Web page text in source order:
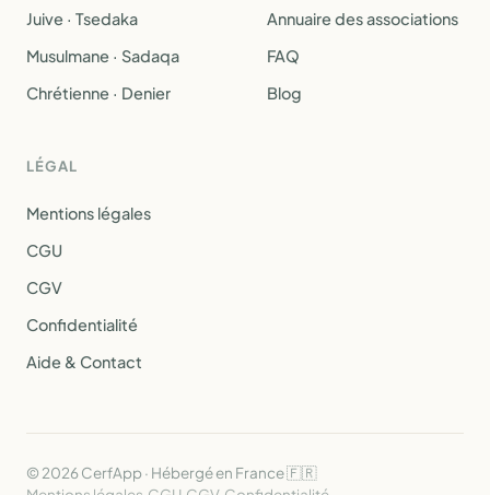
Juive · Tsedaka
Musulmane · Sadaqa
Chrétienne · Denier
Annuaire des associations
FAQ
Blog
LÉGAL
Mentions légales
CGU
CGV
Confidentialité
Aide & Contact
© 2026 CerfApp · Hébergé en France 🇫🇷